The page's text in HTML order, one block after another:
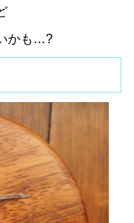
かも…?